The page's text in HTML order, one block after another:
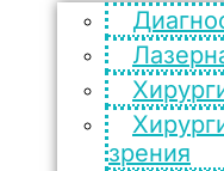
зрения